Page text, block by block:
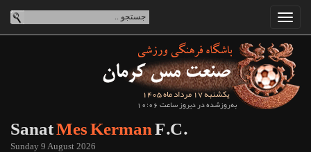
یکشنبه 17 مرداد ماه 1405
به‌روزشده در دیروز ساعت 10:06
SanatMes KermanF.C.
Sunday 9 August 2026